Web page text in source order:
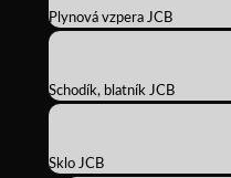
Plynová vzpera JCB
Schodík, blatník JCB
Sklo JCB